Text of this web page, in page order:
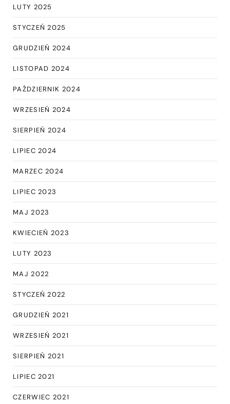
LUTY 2025
STYCZEŃ 2025
GRUDZIEŃ 2024
LISTOPAD 2024
PAŹDZIERNIK 2024
WRZESIEŃ 2024
SIERPIEŃ 2024
LIPIEC 2024
MARZEC 2024
LIPIEC 2023
MAJ 2023
KWIECIEŃ 2023
LUTY 2023
MAJ 2022
STYCZEŃ 2022
GRUDZIEŃ 2021
WRZESIEŃ 2021
SIERPIEŃ 2021
LIPIEC 2021
CZERWIEC 2021